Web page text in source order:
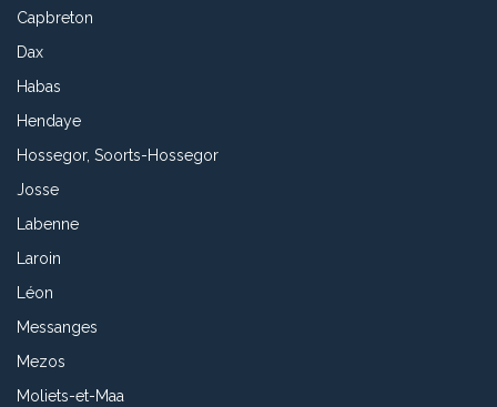
Capbreton
Dax
Habas
Hendaye
Hossegor, Soorts-Hossegor
Josse
Labenne
Laroin
Léon
Messanges
Mezos
Moliets-et-Maa